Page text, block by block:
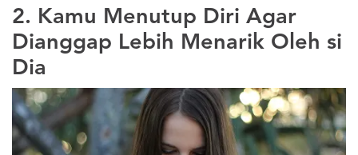
2. Kamu Menutup Diri Agar
Dianggap Lebih Menarik Oleh si
Dia